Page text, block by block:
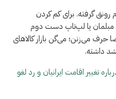
رونق گرفته. برای کم کردن
مبلمان یا لپ‌تاپ دست دوم
حرف می‌زنن؛ می‌گن بازار کالاهای
تغییر اقامت ایرانیان و رد لغو